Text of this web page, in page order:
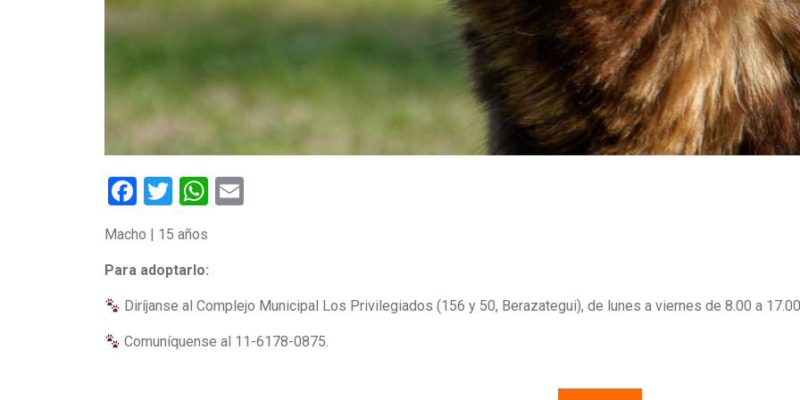
Facebook
TwitterWhatsApp
Macho | 15 años
Para adoptarlo:
Diríjanse al Complejo Municipal Los Privilegiados (156 y 50, Berazategui), de lunes a viernes de 8.00 a
Comuníquense al 11-6178-0875.